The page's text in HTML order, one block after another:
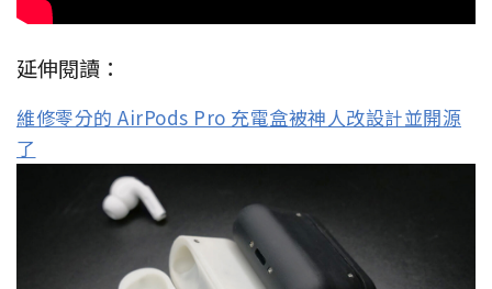
延伸閱讀：
維修零分的 AirPods Pro 充電盒被神人改設計並開源
了